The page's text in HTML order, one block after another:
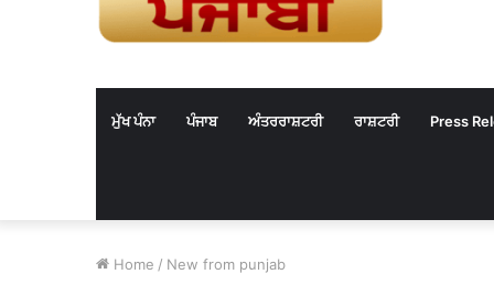
ਮੁੱਖ ਪੰਨਾ ਪੰਜਾਬ ਅੰਤਰਰਾਸ਼ਟਰੀ ਰਾਸ਼ਟਰੀ Press
Home / New from punjab